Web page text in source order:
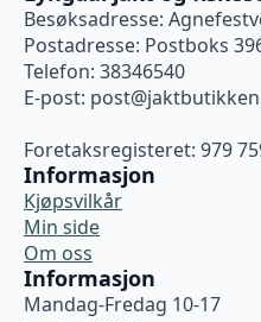
Besøksadresse:
Postadresse: Postboks
Telefon: 38346540
E-post:
Foretaksregisteret: 979
Informasjon
Kjøpsvilkår
Min side
Om oss
Informasjon
Mandag-Fredag 10-17